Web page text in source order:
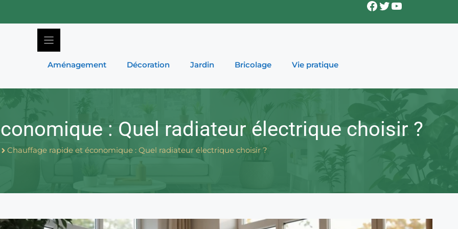
Facebook
Twitter
YouTube
Aménagement Décoration Jardin Bricolage Vie pratique
: Quel radiateur électrique choisir ?
Chauffage rapide et économique : Quel radiateur électrique choisir ?